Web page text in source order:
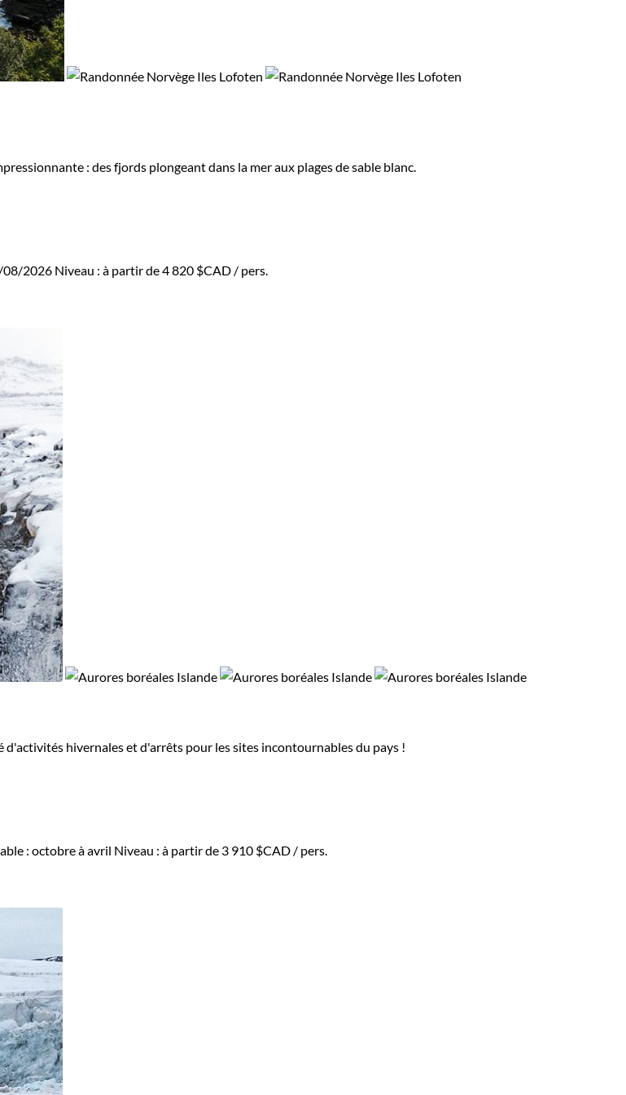
: des fjords plongeant dans la mer aux plages de sable blanc.
08/2026 Niveau : à partir de4 820 $CAD / pers.
d'activités hivernales et d'arrêts pour les sites incontournables du pays !
: octobre à avril Niveau : à partir de 3 910 $CAD / pers.